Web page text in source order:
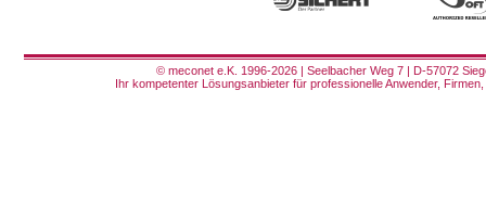
© meconet e.K. 1996-2026 | Seelbacher Weg 7 | D-57072
Ihr kompetenter Lösungsanbieter für professionelle Anwender,